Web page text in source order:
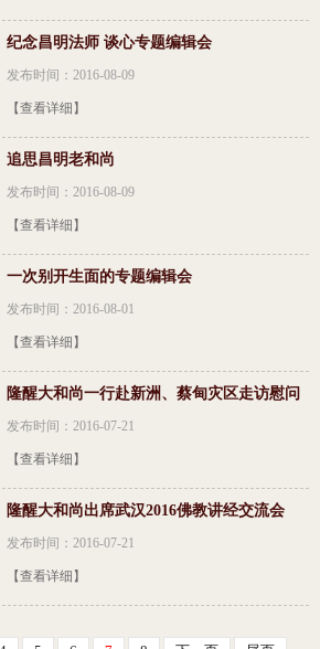
纪念昌明法师 谈心专题编辑会
发布时间：2016-08-09
【查看详细】
追思昌明老和尚
发布时间：2016-08-09
【查看详细】
一次别开生面的专题编辑会
发布时间：2016-08-01
【查看详细】
隆醒大和尚一行赴新洲、蔡甸灾区走访慰问
发布时间：2016-07-21
【查看详细】
隆醒大和尚出席武汉2016佛教讲经交流会
发布时间：2016-07-21
【查看详细】